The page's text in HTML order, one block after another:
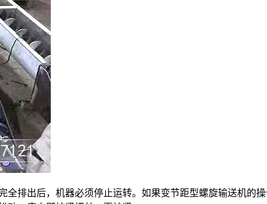
排出后，机器必须停止运转。如果变节距型螺旋输送机的